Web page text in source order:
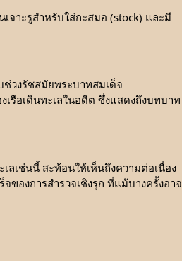
าะรูสำหรับใส่กะสมอ (stock) และมี
วงรัชสมัยพระบาทสมเด็จ
รือเดินทะเลในอดีต ซึ่งแสดงถึงบทบาท
เช่นนี้ สะท้อนให้เห็นถึงความต่อเนื่อง
องการสำรวจเชิงรุก ที่แม้บางครั้งอาจ